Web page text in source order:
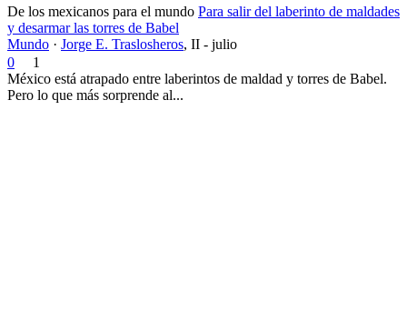
De los mexicanos para el mundo Para salir del laberinto de maldades
y desarmar las torres de Babel
Mundo · Jorge E. Traslosheros, II - julio
0
1
México está atrapado entre laberintos de maldad y torres de Babel.
Pero lo que más sorprende al...